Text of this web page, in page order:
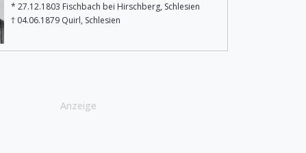
* 27.12.1803 Fischbach bei Hirschberg, Schlesien
† 04.06.1879 Quirl, Schlesien
Anzeige